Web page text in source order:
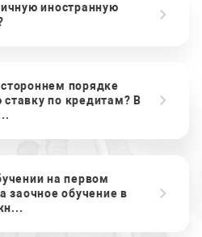
иностранную
порядке
по кредитам? В
на первом
заочное обучение в